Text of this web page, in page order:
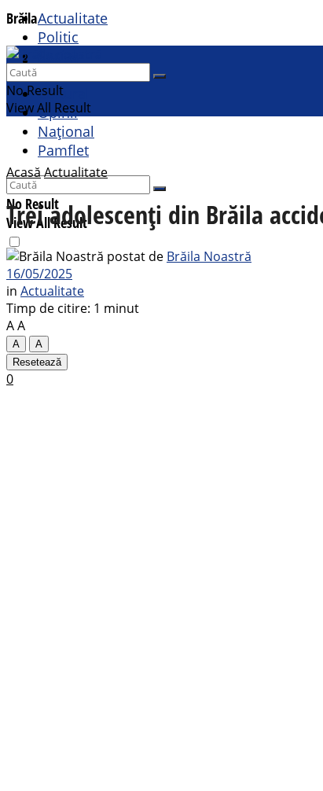
Brăila
Contact
Actualitate
Politic
Cultural
Opinii
Național
Pamflet
No Result
View All Result
No Result
View All Result
AcasăActualitate
Trei adolescenți din Brăila
postat de Brăila Noastră
16/05/2025
in Actualitate
Timp de citire: 1 minut
AA
A
A
Resetează
0